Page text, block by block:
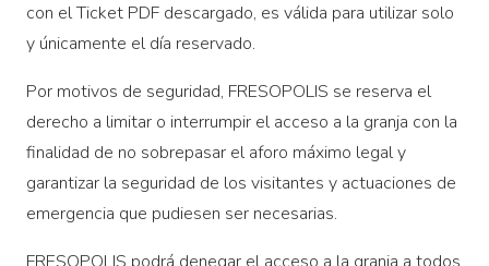
con el Ticket PDF descargado, es válida para utilizar solo
y únicamente el día reservado.
Por motivos de seguridad, FRESOPOLIS se reserva el
derecho a limitar o interrumpir el acceso a la granja con la
finalidad de no sobrepasar el aforo máximo legal y
garantizar la seguridad de los visitantes y actuaciones de
emergencia que pudiesen ser necesarias.